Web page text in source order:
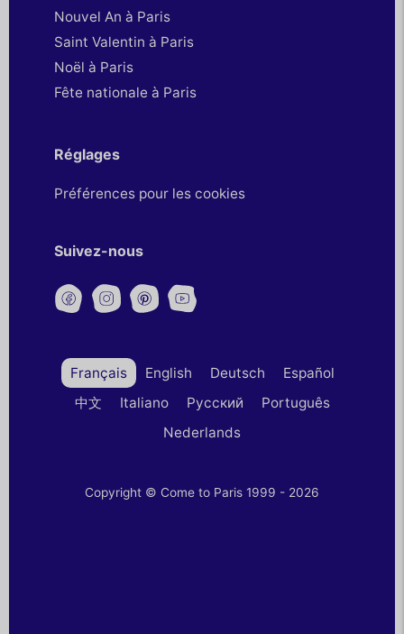
Nouvel An à Paris
Saint Valentin à Paris
Noël à Paris
Fête nationale à Paris
Réglages
Préférences pour les cookies
Suivez-nous
Français English Deutsch
Español
中文
Italiano Русский
Português
Nederlands
Copyright © Come to Paris 1999 - 2026